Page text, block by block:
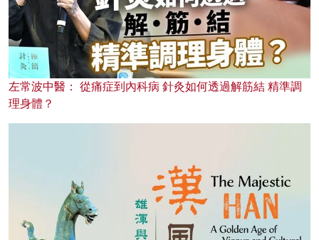
左常波中醫： 從痛症到內科病 針灸如何透過解筋結 精準調
理身體？